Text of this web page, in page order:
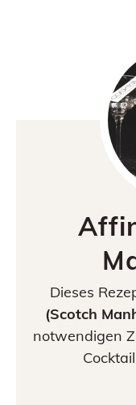
Dieses
(Scotch
notwendigen